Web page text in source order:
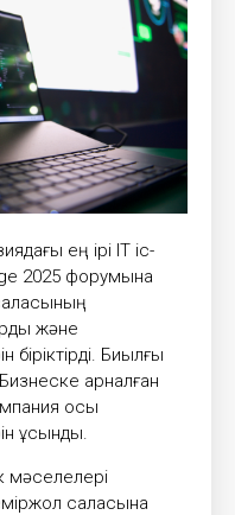
ең ірі IT іс-
2025 форумына
және
біріктірді. Биылғы
арналған
осы
ұсынды.
мәселелері
саласына